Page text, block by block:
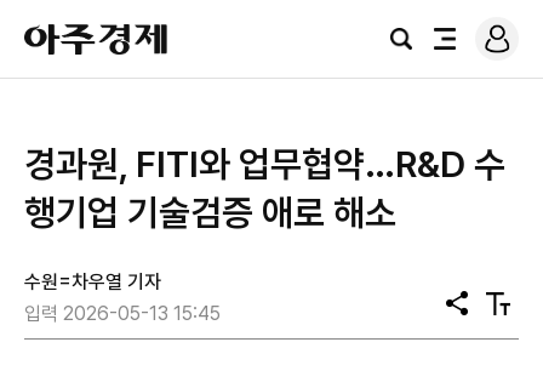
아
주
경
검
전
로
그
경과원, FITI와 업무협약…R&D 수
행기업 기술검증 애로 해소
수원=차우열 기자
입력 2026-05-13 15:45
공
유
텍
스